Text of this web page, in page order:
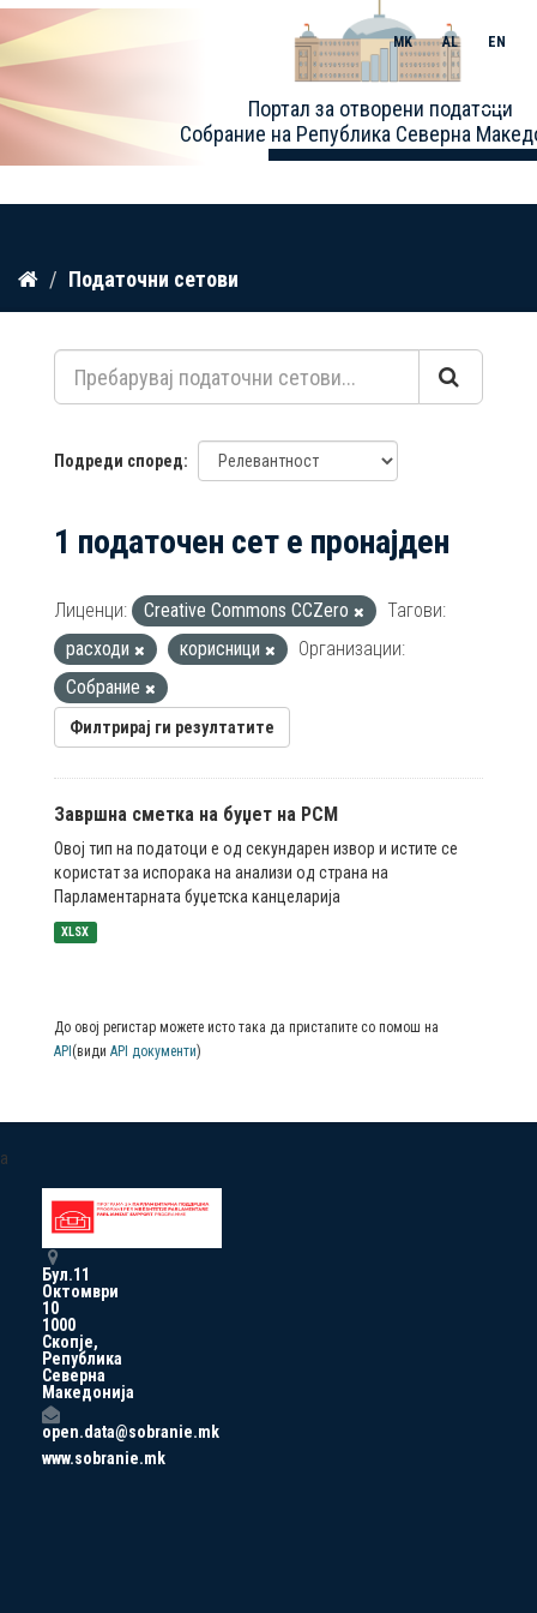
Прескокнете
содржина
Портал за отворени податоци
Собрание на Република Северна
MK AL EN
Toggle
Податочни сетови
Подреди според
1 податочен сет е пронајден
Лиценци: Creative Commons CCZero
Тагови:
расходи
корисници
Организации:
Собрание
Филтрирај ги резултатите
Завршна сметка на буџет на РСМ
Овој тип на податоци е од секундарен извор и истите се
користат за испорака на анализи од страна на
Парламентарната буџетска канцеларија
XLSX
До овој регистар можете исто така да пристапите со помош на
API (види API документи)
a
Бул.11
Октомври
10
1000
Скопје,
Република
Северна
Македонија
open.data@sobranie.mk
www.sobranie.mk